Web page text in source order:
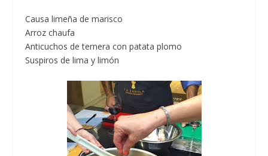
Causa limeña de marisco
Arroz chaufa
Anticuchos de ternera con patata plomo
Suspiros de lima y limón